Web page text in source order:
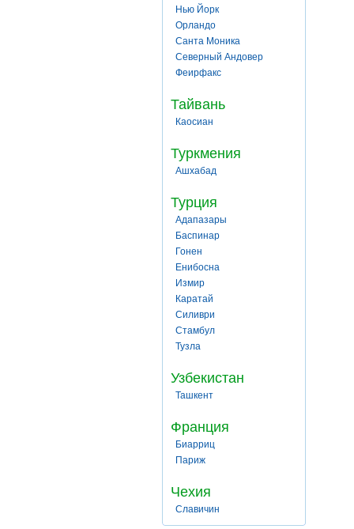
Нью Йорк
Орландо
Санта Моника
Северный Андовер
Феирфакс
Тайвань
Каосиан
Туркмения
Ашхабад
Турция
Адапазары
Баспинар
Гонен
Енибосна
Измир
Каратай
Силиври
Стамбул
Тузла
Узбекистан
Ташкент
Франция
Биарриц
Париж
Чехия
Славичин